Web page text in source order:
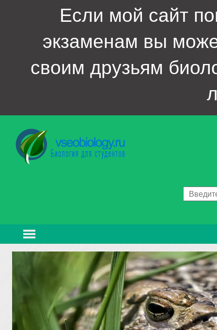
Если мой сайт
экзаменам вы
своим друзьям